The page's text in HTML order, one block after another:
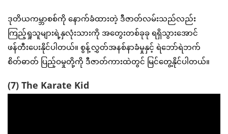
ဒုတိယကမ္ဘာစစ်ကို နောက်ခံထားတဲ့ ဒီဇာတ်လမ်းသည်လည်း
ကြည့်ရှုသူများရဲ့နှလုံးသားကို အတွေးတစ်ခုခု ရရှိသွားအောင်
ဖန်တီးပေးနိုင်ပါတယ်။ စွန့်လွှတ်အနစ်နာခံမှုနှင့် ရဲဘော်ရဲဘက်
စိတ်ဓာတ် ပြည့်ဝမှုတို့ကို ဒီဇာတ်ကားထဲတွင် မြင်တွေ့နိုင်ပါတယ်။
(7) The Karate Kid